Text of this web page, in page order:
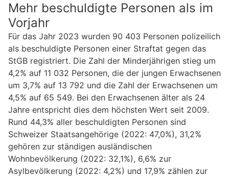
Mehr beschuldigte Personen als im
Vorjahr
Für das Jahr 2023 wurden 90 403 Personen polizeilich
als beschuldigte Personen einer Straftat gegen das
StGB registriert. Die Zahl der Minderjährigen stieg um
4,2% auf 11 032 Personen, die der jungen Erwachsenen
um 3,7% auf 13 792 und die Zahl der Erwachsenen um
4,5% auf 65 549. Bei den Erwachsenen älter als 24
Jahre entspricht dies dem höchsten Wert seit 2009.
Rund 44,3% aller beschuldigten Personen sind
Schweizer Staatsangehörige (2022: 47,0%), 31,2%
gehören zur ständigen ausländischen
Wohnbevölkerung (2022: 32,1%), 6,6% zur
Asylbevölkerung (2022: 4,2%) und 17,9% zählen zur